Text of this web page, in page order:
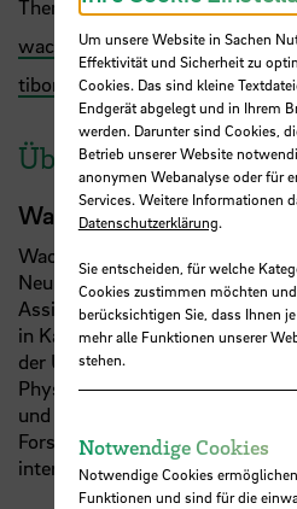
Themenvorschläge bitte an:
waclawadamczyk@gmail.com
tibor.szikszay@uni-luebeck.de
Über die Referenten
Wacław M. Adamczyk,
Wacław M. Adamczyk, PhD, ist
Neurobiologe und
Assistenzprofessor an der
in Katowice, Polen, und
der Universität zu Lübeck. Er
Physiotherapie und ist Experte
und Placeboeffekte. Seine
Forschung, akademische
internationale Fachzeitschriften.
Um unsere Website in Sachen
Effektivität und Sicherheit zu
Cookies. Das sind kleine
Endgerät abgelegt und in Ihrem
werden. Darunter sind Cookies,
Betrieb unserer Website
anonymen Webanalyse oder für
Services. Weitere Informationen
Datenschutzerklärung.
Sie entscheiden, für welche
Cookies zustimmen möchten
berücksichtigen Sie, dass Ihnen
mehr alle Funktionen unserer
stehen.
Notwendige Cookies
Notwendige Cookies
Funktionen und sind für die